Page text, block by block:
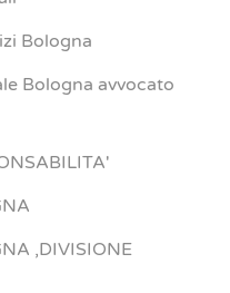
Bologna
Bologna avvocato
,DIVISIONE